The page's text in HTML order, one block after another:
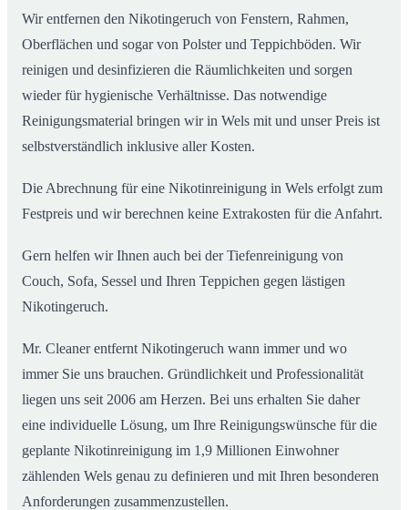
Wir entfernen den Nikotingeruch von Fenstern, Rahmen,
Oberflächen und sogar von Polster und Teppichböden. Wir
reinigen und desinfizieren die Räumlichkeiten und sorgen
wieder für hygienische Verhältnisse. Das notwendige
Reinigungsmaterial bringen wir in Wels mit und unser Preis ist
selbstverständlich inklusive aller Kosten.
Die Abrechnung für eine Nikotinreinigung in Wels erfolgt zum
Festpreis und wir berechnen keine Extrakosten für die Anfahrt.
Gern helfen wir Ihnen auch bei der Tiefenreinigung von
Couch, Sofa, Sessel und Ihren Teppichen gegen lästigen
Nikotingeruch.
Mr. Cleaner entfernt Nikotingeruch wann immer und wo
immer Sie uns brauchen. Gründlichkeit und Professionalität
liegen uns seit 2006 am Herzen. Bei uns erhalten Sie daher
eine individuelle Lösung, um Ihre Reinigungswünsche für die
geplante Nikotinreinigung im 1,9 Millionen Einwohner
zählenden Wels genau zu definieren und mit Ihren besonderen
Anforderungen zusammenzustellen.